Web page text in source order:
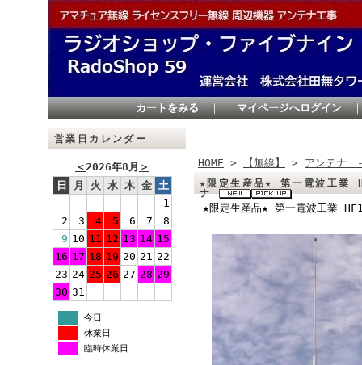
カートをみる ｜ マイページへログイン
営業日カレンダー
＜2026年8月 ＞
日
月 火 水 木 金 土
1
2
3 4 5 6 7
8
9 10 11 12 13 14 15
16 17 18 19 20 21 22
23 24 25 26 27 28 29
30 31
今日
休業日
臨時休業日
HOME > 【無線】 > アンテナ
★限定生産品★ 第一電波工業
ナ
★限定生産品★ 第一電波工業